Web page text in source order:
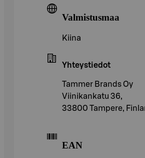
Valmistusmaa
Kiina
Yhteystiedot
Tammer Brands Oy
Viinikankatu 36,
33800 Tampere,
EAN